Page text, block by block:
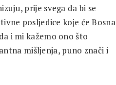
prije svega da bi se
posljedice koje će Bosna
i mi kažemo ono što
mišljenja, puno znači i